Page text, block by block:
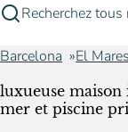
Recherchez
Barcelona El
luxueuse
mer et piscine